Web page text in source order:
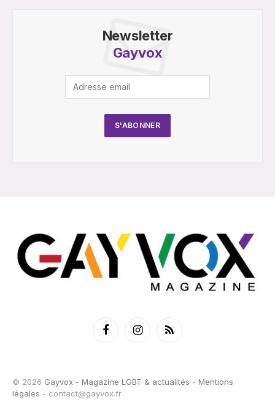
Newsletter
Gayvox
FacebookInstagramRSS
© 2026 Gayvox - Magazine LGBT & actualités - Mentions
légales - contact@gayvox.fr